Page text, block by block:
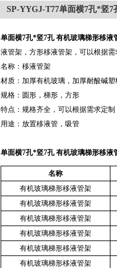
SP-YYGJ-T77单面横7孔*竖
单面横7孔*竖7孔 有机玻璃梯形移液
液管架，方形移液管架，可以根据
名称：移液管架
材质：加厚有机玻璃，加厚耐酸碱塑
规格：圆形，梯形，方形
特点：规格齐全，可以根据需求定制
用途：放置移液管，吸管
单面横7孔*竖7孔 有机玻璃梯形移液
名称
有机玻璃梯形移液管架
有机玻璃梯形移液管架
有机玻璃梯形移液管架
有机玻璃梯形移液管架
有机玻璃梯形移液管架
有机玻璃梯形移液管架